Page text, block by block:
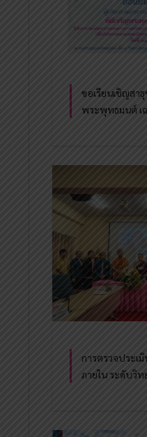
ขอเรียนเชิญสา
พระพุทธมนต์ เ
การตรวจประเ
ภายใน ระดับวิ